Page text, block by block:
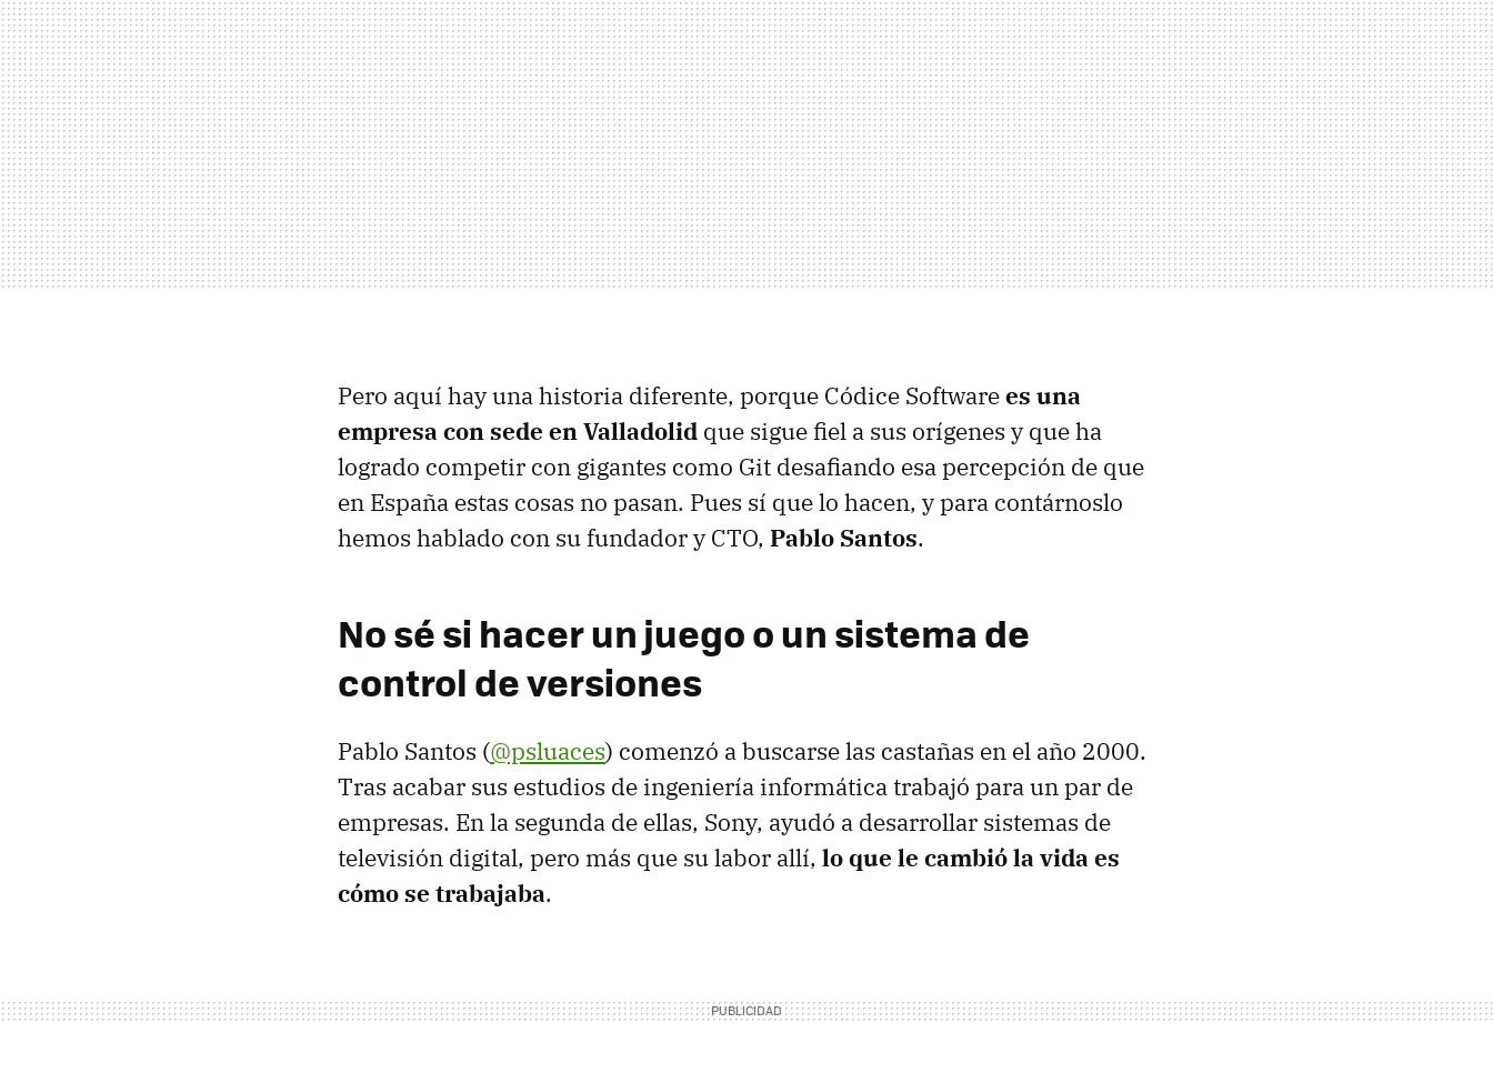
Pero aquí hay una historia diferente, porque Códice Softwarees una
empresa con sede en Valladolid que sigue fiel a sus orígenes y que ha
logrado competir con gigantes como Git desafiando esa percepción de que
en España estas cosas no pasan. Pues sí que lo hacen, y para contárnoslo
hemos hablado con su fundador y CTO, Pablo Santos.
No sé si hacer un juego o un sistema de
control de versiones
Pablo Santos (@psluaces) comenzó a buscarse las castañas en el año 2000.
Tras acabar sus estudios de ingeniería informática trabajó para un par de
empresas. En la segunda de ellas, Sony, ayudó a desarrollar sistemas de
televisión digital, pero más que su labor allí, lo que le cambió la vida es
cómo se trabajaba.